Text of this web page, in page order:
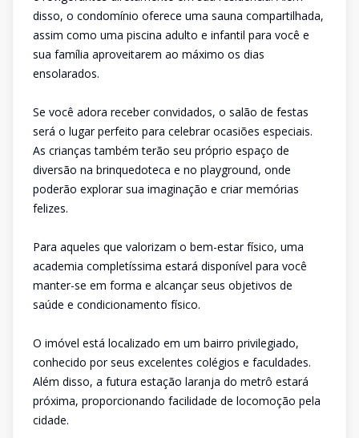
disso, o condomínio oferece uma sauna compartilhada,
assim como uma piscina adulto e infantil para você e
sua família aproveitarem ao máximo os dias
ensolarados.
Se você adora receber convidados, o salão de festas
será o lugar perfeito para celebrar ocasiões especiais.
As crianças também terão seu próprio espaço de
diversão na brinquedoteca e no playground, onde
poderão explorar sua imaginação e criar memórias
felizes.
Para aqueles que valorizam o bem-estar físico, uma
academia completíssima estará disponível para você
manter-se em forma e alcançar seus objetivos de
saúde e condicionamento físico.
O imóvel está localizado em um bairro privilegiado,
conhecido por seus excelentes colégios e faculdades.
Além disso, a futura estação laranja do metrô estará
próxima, proporcionando facilidade de locomoção pela
cidade.